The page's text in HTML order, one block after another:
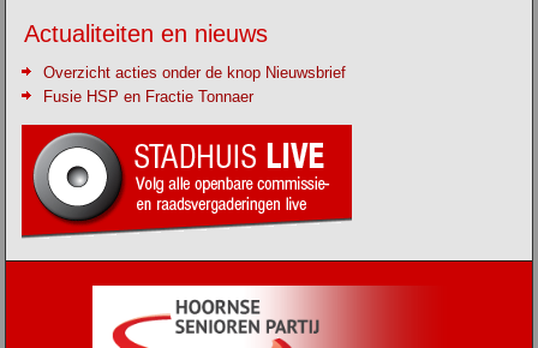
Actualiteiten en nieuws
Overzicht acties onder de knop Nieuwsbrief
Fusie HSP en Fractie Tonnaer